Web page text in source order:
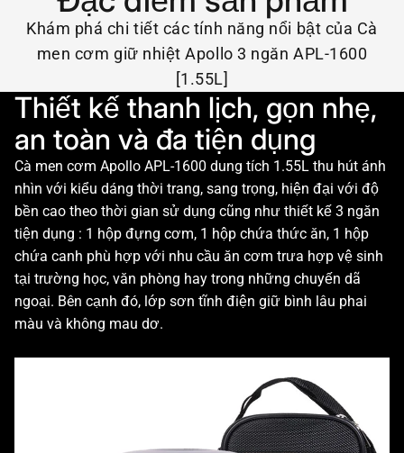
Khám phá chi tiết các tính năng nổi bật của Cà
men cơm giữ nhiệt Apollo 3 ngăn APL-1600
[1.55L]
Thiết kế thanh lịch, gọn nhẹ,
an toàn và đa tiện dụng
Cà men cơm Apollo APL-1600 dung tích 1.55L thu hút ánh
nhìn với kiểu dáng thời trang, sang trọng, hiện đại với độ
bền cao theo thời gian sử dụng cũng như thiết kế 3 ngăn
tiện dụng : 1 hộp đựng cơm, 1 hộp chứa thức ăn, 1 hộp
chứa canh phù hợp với nhu cầu ăn cơm trưa hợp vệ sinh
tại trường học, văn phòng hay trong những chuyến dã
ngoại. Bên cạnh đó, lớp sơn tĩnh điện giữ bình lâu phai
màu và không mau dơ.